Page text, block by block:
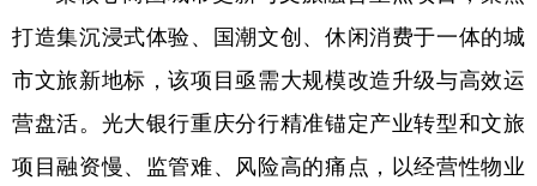
打造集沉浸式体验、国潮文创、休闲消费于一体的城
市文旅新地标，该项目亟需大规模改造升级与高效运
营盘活。光大银行重庆分行精准锚定产业转型和文旅
项目融资慢、监管难、风险高的痛点，以经营性物业